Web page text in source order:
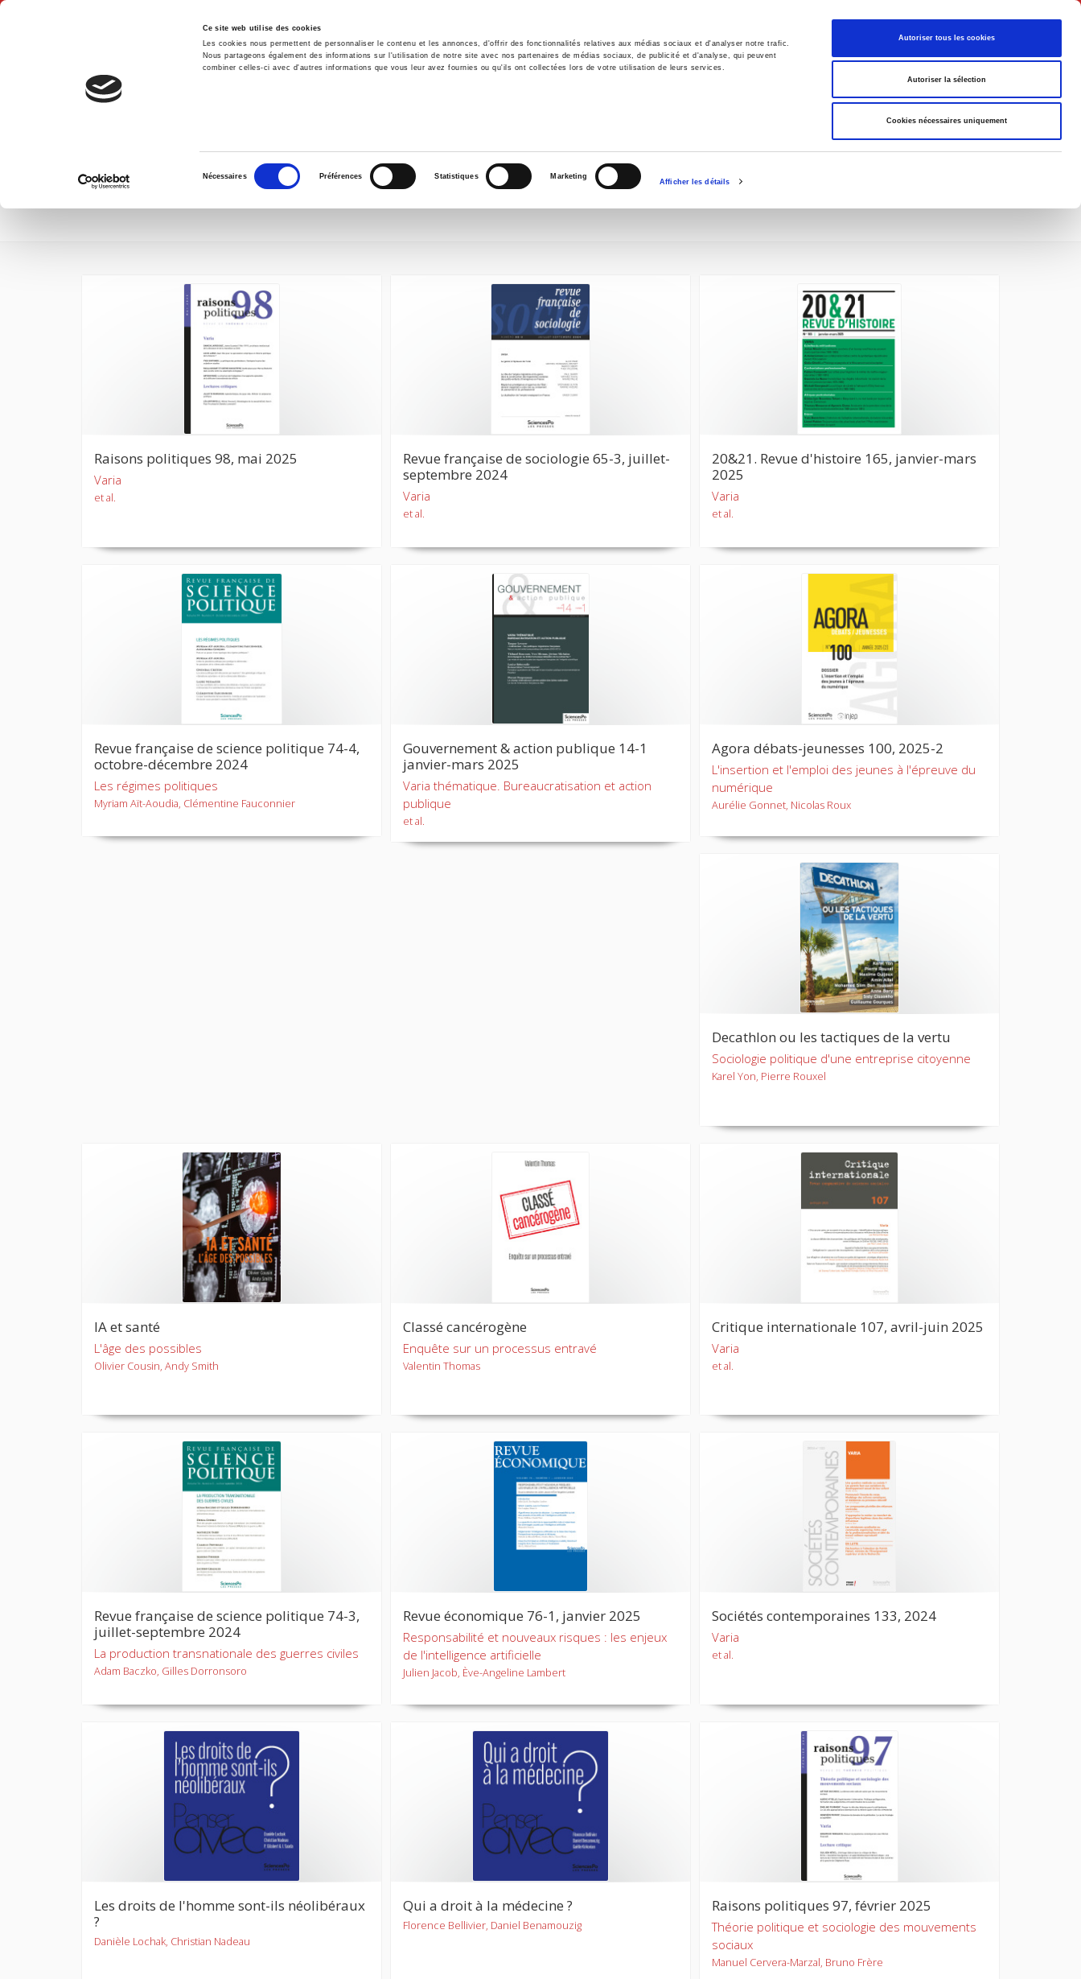
Ce site web utilise des cookies
Les cookies nous permettent de personnaliser le contenu et les annonces, d'offrir des fonctionnalités relatives aux médias sociaux et d'analyser notre trafic.
Nous partageons également des informations sur l'utilisation de notre site avec nos partenaires de médias sociaux, de publicité et d'analyse, qui peuvent
combiner celles-ci avec d'autres informations que vous leur avez fournies ou qu'ils ont collectées lors de votre utilisation de leurs services.
consentement
Nécessaires Préférences Statistiques Marketing
Afficher les détails
Autoriser tous les cookies
Autoriser la sélection
Cookies nécessaires uniquement
English
Home Environment History International Politics
NEW RELEASES
Raisons politiques 98, mai 2025
Varia
et al.
Revue française de sociologie 65-3, juillet-
septembre 2024
Varia
et al.
20&21. Revue d'histoire 165, janvier-mars
2025
Varia
et al.
Revue française de science politique 74-4,
octobre-décembre 2024
Les régimes politiques
Myriam Aït-Aoudia, Clémentine Fauconnier
Gouvernement & action publique 14-1
janvier-mars 2025
Varia thématique. Bureaucratisation et action
publique
et al.
Agora débats-jeunesses 100, 2025-2
L'insertion et l'emploi des jeunes à l'épreuve du
numérique
Aurélie Gonnet, Nicolas Roux
Decathlon ou les tactiques de la vertu
Sociologie politique d'une entreprise citoyenne
Karel Yon, Pierre Rouxel
IA et santé
L'âge des possibles
Olivier Cousin, Andy Smith
Classé cancérogène
Enquête sur un processus entravé
Valentin Thomas
Critique internationale 107, avril-juin 2025
Varia
et al.
Revue française de science politique 74-3,
juillet-septembre 2024
La production transnationale des guerres civiles
Adam Baczko, Gilles Dorronsoro
Revue économique 76-1, janvier 2025
Responsabilité et nouveaux risques : les enjeux
de l'intelligence artificielle
Julien Jacob, Ève-Angeline Lambert
Sociétés contemporaines 133, 2024
Varia
et al.
Les droits de l'homme sont-ils néolibéraux
?
Danièle Lochak, Christian Nadeau
Qui a droit à la médecine ?
Florence Bellivier, Daniel Benamouzig
Raisons politiques 97, février 2025
Théorie politique et sociologie des mouvements
sociaux
Manuel Cervera-Marzal, Bruno Frère